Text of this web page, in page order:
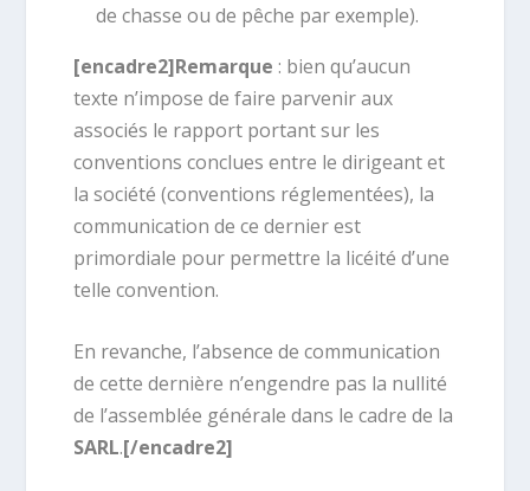
de chasse ou de pêche par exemple).
[encadre2]Remarque : bien qu’aucun
texte n’impose de faire parvenir aux
associés le rapport portant sur les
conventions conclues entre le dirigeant et
la société (conventions réglementées), la
communication de ce dernier est
primordiale pour permettre la licéité d’une
telle convention.
En revanche, l’absence de communication
de cette dernière n’engendre pas la nullité
de l’assemblée générale dans le cadre de la
SARL.[/encadre2]